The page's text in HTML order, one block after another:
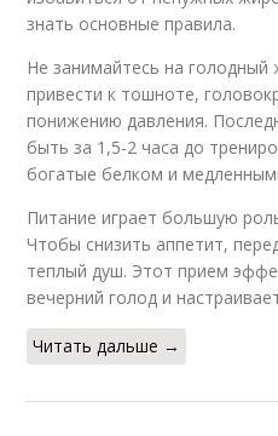
знать основные правила.
Не занимайтесь на
привести к тошноте,
понижению давления.
быть за 1,5-2 часа до
богатые белком и
Питание играет большую
Чтобы снизить аппетит,
теплый душ. Этот прием
вечерний голод и
Читать дальше →